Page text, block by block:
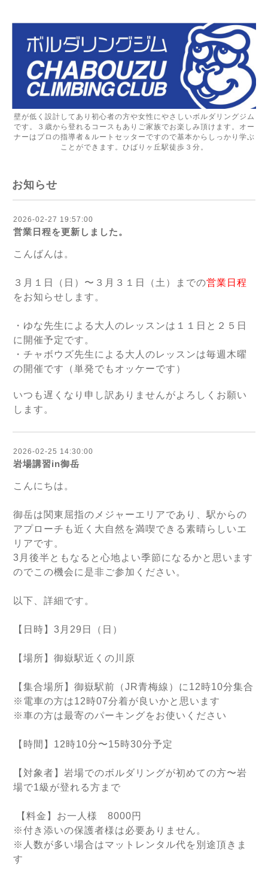
壁が低く設計してあり初心者の方や女性にやさしいボルダリングジム
です。３歳から登れるコースもありご家族でお楽しみ頂けます。オー
ナーはプロの指導者＆ルートセッターですので基本からしっかり学ぶ
ことができます。ひばりヶ丘駅徒歩３分。
お知らせ
2026-02-27 19:57:00
営業日程を更新しました。
こんばんは。
３月１日（日）〜３月３１日（土）までの営業日程
をお知らせします。
・ゆな先生による大人のレッスンは１１日と２５日
に開催予定です。
・チャボウズ先生による大人のレッスンは毎週木曜
の開催です（単発でもオッケーです）
いつも遅くなり申し訳ありませんがよろしくお願い
します。
2026-02-25 14:30:00
岩場講習in御岳
こんにちは。
御岳は関東屈指のメジャーエリアであり、駅からの
アプローチも近く大自然を満喫できる素晴らしいエ
リアです。
3月後半ともなると心地よい季節になるかと思います
のでこの機会に是非ご参加ください。
以下、詳細です。
【日時】3月29日（日）
【場所】御嶽駅近くの川原
【集合場所】御嶽駅前（JR青梅線）に12時10分集合
※ 電車の方は12時07分着が良いかと思います
※車の方は最寄のパーキングをお使いください
【時間】12時10分〜15時30分予定
【対象者】岩場でのボルダリングが初めての方〜岩
場で1級が登れる方まで
【料金】お一人様 8000円
※付き添いの保護者様は必要ありません。
※人数が多い場合はマットレンタル代を別途頂きま
す